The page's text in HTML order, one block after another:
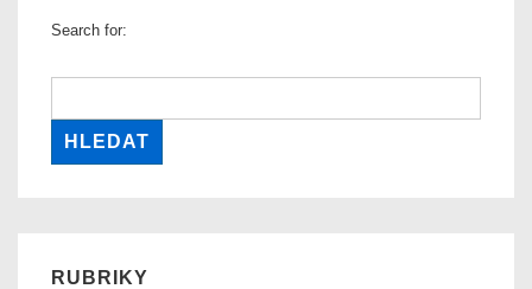
Search for:
RUBRIKY